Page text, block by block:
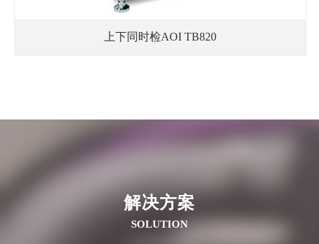
上下同时检AOI TB820
解决方案
SOLUTION